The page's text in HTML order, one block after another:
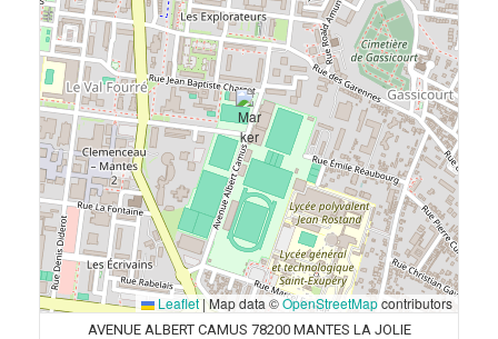
Leaflet |Map data ©OpenStreetMapcontributors
AVENUE ALBERT CAMUS 78200 MANTES LA JOLIE